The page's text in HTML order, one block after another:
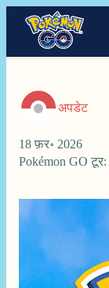
अपडेट
18 फ़र॰ 2026
Pokémon GO